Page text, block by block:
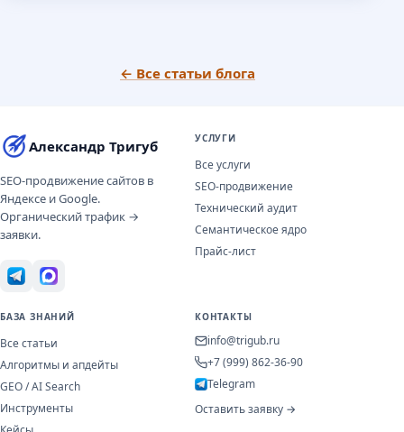
← Все статьи блога
Александр Тригуб
SEO-продвижение сайтов в
Яндексе и Google.
Органический трафик →
заявки.
УСЛУГИ
Все услуги
SEO-продвижение
Технический аудит
Семантическое ядро
Прайс-лист
БАЗА ЗНАНИЙ
Все статьи
Алгоритмы и апдейты
GEO / AI Search
Инструменты
КОНТАКТЫ
info@trigub.ru
+7 (999) 862-36-90
Telegram
Оставить заявку →